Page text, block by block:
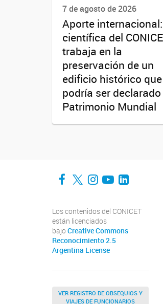
7 de agosto de 2026
Aporte internacional:
científica del
trabaja en la
preservación de un
edificio histórico que
podría ser declarado
Patrimonio Mundial
Facebook
Twitter
Instagram
YouTube
Los contenidos del CONICET
están licenciados
bajo Creative Commons
Reconocimiento 2.5
Argentina License
VER REGISTRO DE OBSEQUIOS Y
VIAJES DE FUNCIONARIOS